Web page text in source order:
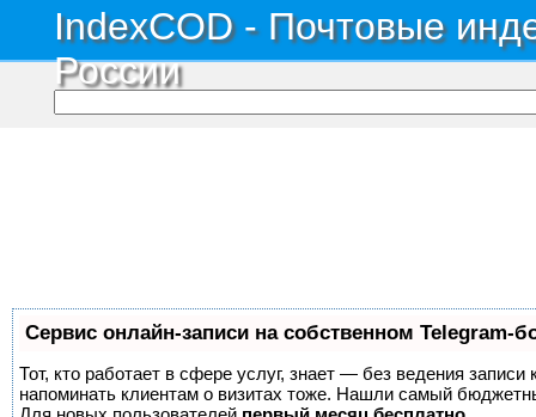
IndexCOD - Почтовые
России
Сервис онлайн-записи на собственном Telegram-
Тот, кто работает в сфере услуг, знает — без ведения
напоминать клиентам о визитах тоже. Нашли самый